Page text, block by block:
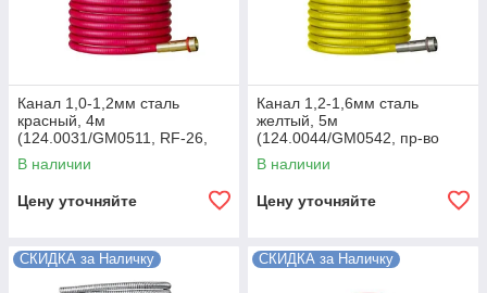
Канал 1,0-1,2мм сталь
красный, 4м
(124.0031/GM0511, RF-26,
пр-во FoxWeld/КНР)
В наличии
Цену уточняйте
Канал 1,2-1,6мм сталь
желтый, 5м
(124.0044/GM0542, пр-во
FoxWeld/КНР)
В наличии
Цену уточняйте
СКИДКА за Наличку СКИДКА за Наличку